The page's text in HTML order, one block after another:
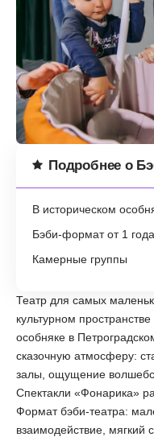
Подробнее о
В историческом
Бэби-формат от 1 года
Камерные группы
Театр для самых
культурном
особняке в
сказочную атмосферу:
залы, ощущение
Спектакли «Фонарика»
Формат бэби-театра:
взаимодействие, мягкий